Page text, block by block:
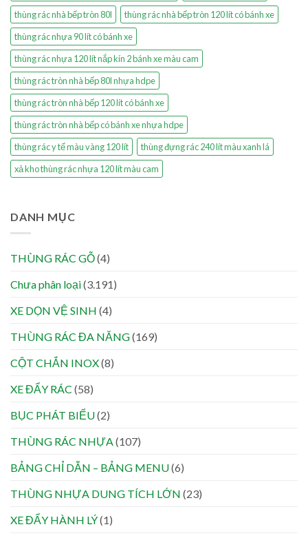
thùng rác nhà bếp tròn 80l
thùng rác nhà bếp tròn 120 lít có bánh xe
thùng rác nhựa 90 lít có bánh xe
thùng rác nhựa 120 lít nắp kín 2 bánh xe màu cam
thùng rác tròn nhà bếp 80l nhựa hdpe
thùng rác tròn nhà bếp 120 lít có bánh xe
thùng rác tròn nhà bếp có bánh xe nhựa hdpe
thùng rác y tế màu vàng 120 lít
thùng đựng rác 240 lít màu xanh lá
xả kho thùng rác nhựa 120 lít màu cam
DANH MỤC
THÙNG RÁC GỖ(4)
Chưa phân loại(3.191)
XE DỌN VỆ SINH (4)
THÙNG RÁC ĐA NĂNG(169)
CỘT CHẮN INOX(8)
XE ĐẨY RÁC (58)
BỤC PHÁT BIỂU(2)
THÙNG RÁC NHỰA(107)
BẢNG CHỈ DẪN – BẢNG MENU(6)
THÙNG NHỰA DUNG TÍCH LỚN (23)
XE ĐẨY HÀNH LÝ(1)